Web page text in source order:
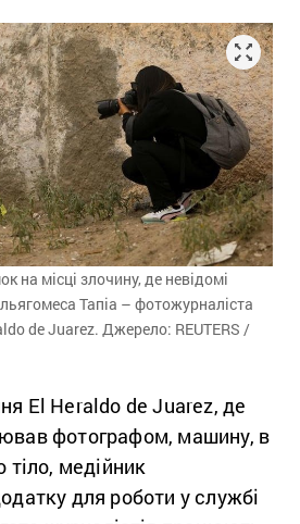
на місці злочину, де невідомі
Тапіа – фотожурналіста
de Juarez. Джерело: REUTERS /
El Heraldo de Juarez, де
фотографом, машину, в
тіло, медійник
для роботи у службі